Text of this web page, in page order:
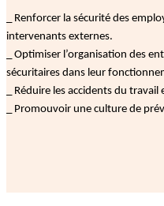
_ Renforcer la sécurité des
intervenants externes.
_ Optimiser l’organisation des
sécuritaires dans leur
_ Réduire les accidents du
_ Promouvoir une culture de